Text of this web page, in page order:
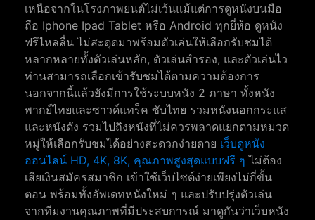
เหนือจากในโรงภาพยนต์ไม่เว้นแม้แต่การดูหนังบนมือ
ถือ Iphone Ipad Tablet หรือ Android ทุกยี่ห้อ ดูหนัง
ฟรีไหลลื่น ไม่สะดุดมาพร้อมตัวเล่นให้เลือกรับชมได้
หลากหลายทั้งตัวเล่นหลัก, ตัวเล่นสำรอง, และตัวเล่นไว
ท่านสามารถเลือกเข้ารับชมได้ตามความต้องการ
นอกจากนี้แล้วยังมีการใช้ระบบหนัง 2 ภาษา ทั้งหนัง
พากย์ไทยและซาวด์แทร็ค ซับไทย รวมหนังนอกกระแส
และหนังดัง รวมไปถึงหนังที่ไม่ควรพลาดแยกตามหมวด
หมู่ให้เลือกรับชมได้อย่างสะดวกง่ายดาย เว็บดูหนัง
ออนไลน์ HD, 4K, 8K, คุณภาพสูงสุดแบบฟรี ๆ ไม่ต้อง
เสียเงินสมัครสมาชิก เข้าใช้เว็บไซต์ง่ายเพียงไม่กี่ขั้น
ตอน พร้อมทั้งอัพเดทหนังใหม่ ๆ และปรับปรุ่งตัวเล่น
จากทีมงานคุณภาพที่มีประสบการณ์ มาดูกันว่าเว็บหนัง